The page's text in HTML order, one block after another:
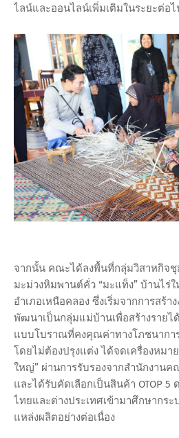
ไลน์และออนไลน์เพิ่มเติมในระยะต่อไ
จากนั้น คณะได้ลงพื้นที่กลุ่มวิสาหกิจ
มะม่วงหิมพานต์คั่ว “มะแท็ง” บ้านไร่
อำเภอเหนือคลอง ซึ่งเริ่มจากการสร้
พัฒนาเป็นกลุ่มแม่บ้านเพื่อสร้างรายไ
แบบโบราณที่คงคุณค่าทางโภชนากา
โดยไม่ต้องปรุงแต่ง ได้จดเครื่องหมา
ใหญ่” ผ่านการรับรองจากสำนักงานค
และได้รับคัดเลือกเป็นสินค้า OTOP
ไทยและต่างประเทศเข้ามาศึกษากร
แหล่งผลิตอย่างต่อเนื่อง